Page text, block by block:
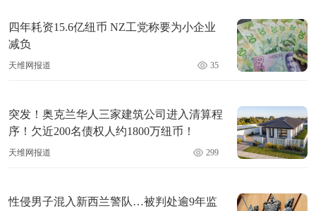
四年耗资15.6亿纽币 NZ工党称要为小企业
减负
天维网报道 35
突发！奥克兰华人三家建筑公司进入清算程
序！欠近200名债权人约1800万纽币！
天维网报道 299
性侵男子混入新西兰警队…被判处逾9年监